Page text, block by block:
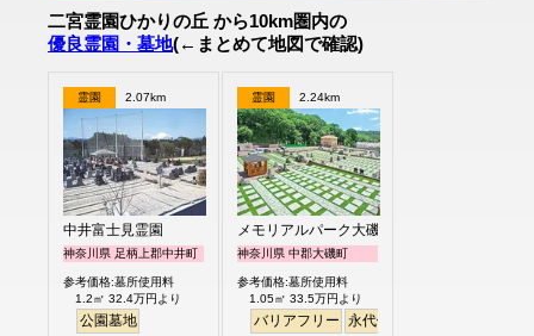
二宮霊園ひかりの丘 から10km圏内の
優良霊園・墓地(←まとめて地図で確認)
霊園 2.07km
中井富士見霊園
神奈川県 足柄上郡中井町
参考価格:墓所使用料
1.2㎡ 32.4万円より
公園墓地
霊園 2.24km
メモリアルパーク大磯
神奈川県 中郡大磯町
参考価格:墓所使用料
1.05㎡ 33.5万円より
バリアフリー 永代供養